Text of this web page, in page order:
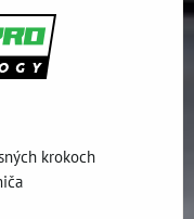
krokoch